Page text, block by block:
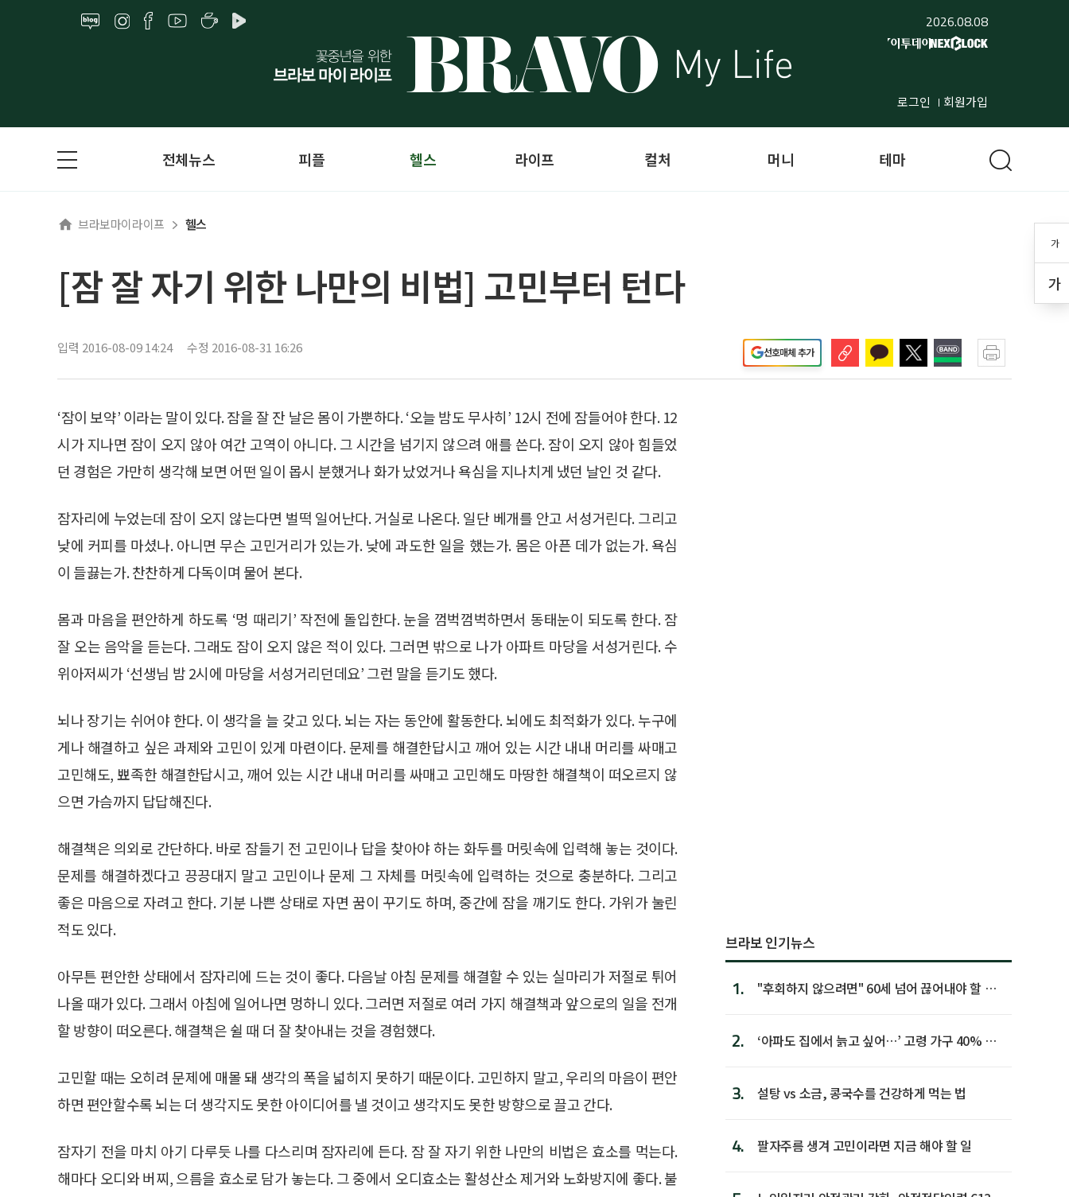
2026.08.08
로그인 회원가입
가
가
전체뉴스 피플 헬스 라이프 컬처 머니 테마
브라보마이라이프 헬스
[잠 잘 자기 위한 나만의 비법] 고민부터 턴다
입력 2016-08-09 14:24 수정 2016-08-31 16:26 선호매체 추가
‘잠이 보약’ 이라는 말이 있다. 잠을 잘 잔 날은 몸이 가뿐하다. ‘오늘 밤도 무사히’ 12시 전에 잠들어야 한다. 12
시가 지나면 잠이 오지 않아 여간 고역이 아니다. 그 시간을 넘기지 않으려 애를 쓴다. 잠이 오지 않아 힘들었
던 경험은 가만히 생각해 보면 어떤 일이 몹시 분했거나 화가 났었거나 욕심을 지나치게 냈던 날인 것 같다.
잠자리에 누었는데 잠이 오지 않는다면 벌떡 일어난다. 거실로 나온다. 일단 베개를 안고 서성거린다. 그리고
낮에 커피를 마셨나. 아니면 무슨 고민거리가 있는가. 낮에 과도한 일을 했는가. 몸은 아픈 데가 없는가. 욕심
이 들끓는가. 찬찬하게 다독이며 물어 본다.
몸과 마음을 편안하게 하도록 ‘멍 때리기’ 작전에 돌입한다. 눈을 껌벅껌벅하면서 동태눈이 되도록 한다. 잠
잘 오는 음악을 듣는다. 그래도 잠이 오지 않은 적이 있다. 그러면 밖으로 나가 아파트 마당을 서성거린다. 수
위아저씨가 ‘선생님 밤 2시에 마당을 서성거리던데요’ 그런 말을 듣기도 했다.
뇌나 장기는 쉬어야 한다. 이 생각을 늘 갖고 있다. 뇌는 자는 동안에 활동한다. 뇌에도 최적화가 있다. 누구에
게나 해결하고 싶은 과제와 고민이 있게 마련이다. 문제를 해결한답시고 깨어 있는 시간 내내 머리를 싸매고
고민해도, 뾰족한 해결한답시고, 깨어 있는 시간 내내 머리를 싸매고 고민해도 마땅한 해결책이 떠오르지 않
으면 가슴까지 답답해진다.
해결책은 의외로 간단하다. 바로 잠들기 전 고민이나 답을 찾아야 하는 화두를 머릿속에 입력해 놓는 것이다.
문제를 해결하겠다고 끙끙대지 말고 고민이나 문제 그 자체를 머릿속에 입력하는 것으로 충분하다. 그리고
좋은 마음으로 자려고 한다. 기분 나쁜 상태로 자면 꿈이 꾸기도 하며, 중간에 잠을 깨기도 한다. 가위가 눌린
적도 있다.
아무튼 편안한 상태에서 잠자리에 드는 것이 좋다. 다음날 아침 문제를 해결할 수 있는 실마리가 저절로 튀어
나올 때가 있다. 그래서 아침에 일어나면 멍하니 있다. 그러면 저절로 여러 가지 해결책과 앞으로의 일을 전개
할 방향이 떠오른다. 해결책은 쉴 때 더 잘 찾아내는 것을 경험했다.
고민할 때는 오히려 문제에 매몰 돼 생각의 폭을 넓히지 못하기 때문이다. 고민하지 말고, 우리의 마음이 편안
하면 편안할수록 뇌는 더 생각지도 못한 아이디어를 낼 것이고 생각지도 못한 방향으로 끌고 간다.
잠자기 전을 마치 아기 다루듯 나를 다스리며 잠자리에 든다. 잠 잘 자기 위한 나만의 비법은 효소를 먹는다.
해마다 오디와 버찌, 으름을 효소로 담가 놓는다. 그 중에서 오디효소는 활성산소 제거와 노화방지에 좋다. 불
브라보 인기뉴스
1.
"후회하지 않으려면" 60세 넘어 끊어내야 할 사
2.
‘아파도 집에서 늙고 싶어…’ 고령 가구 40% 노
3. 설탕 vs 소금, 콩국수를 건강하게 먹는 법
4. 팔자주름 생겨 고민이라면 지금 해야 할 일